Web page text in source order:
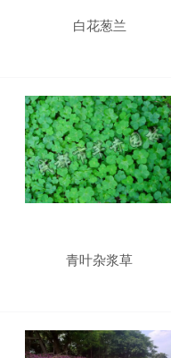
白花葱兰
青叶杂浆草